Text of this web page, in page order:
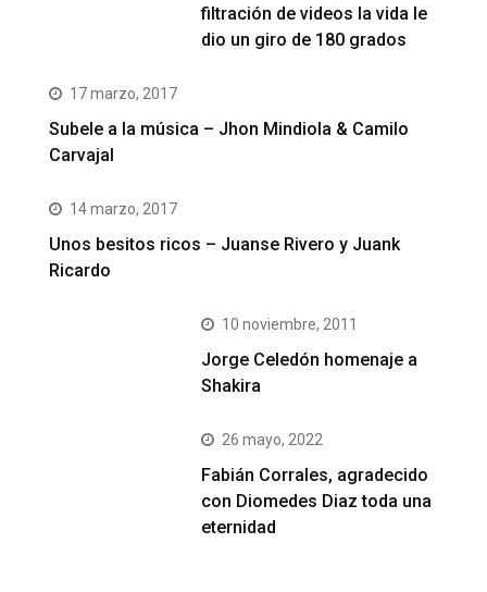
filtración de videos la vida le
dio un giro de 180 grados
17 marzo, 2017
Subele a la música – Jhon Mindiola & Camilo
Carvajal
14 marzo, 2017
Unos besitos ricos – Juanse Rivero y Juank
Ricardo
10 noviembre, 2011
Jorge Celedón homenaje a
Shakira
26 mayo, 2022
Fabián Corrales, agradecido
con Diomedes Diaz toda una
eternidad